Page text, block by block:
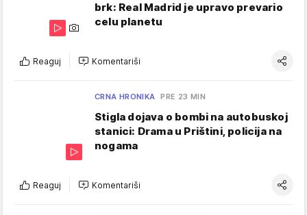
brk: Real Madrid je upravo prevario
celu planetu
Reaguj Komentariši
CRNA HRONIKA PRE 23 MIN
Stigla dojava o bombi na autobuskoj
stanici: Drama u Prištini, policija na
nogama
Reaguj Komentariši